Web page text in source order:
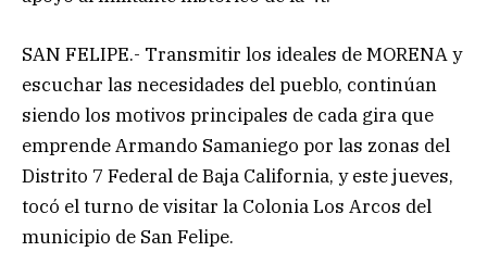
SAN FELIPE.- Transmitir los ideales de MORENA y
escuchar las necesidades del pueblo, continúan
siendo los motivos principales de cada gira que
emprende Armando Samaniego por las zonas del
Distrito 7 Federal de Baja California, y este jueves,
tocó el turno de visitar la Colonia Los Arcos del
municipio de San Felipe.